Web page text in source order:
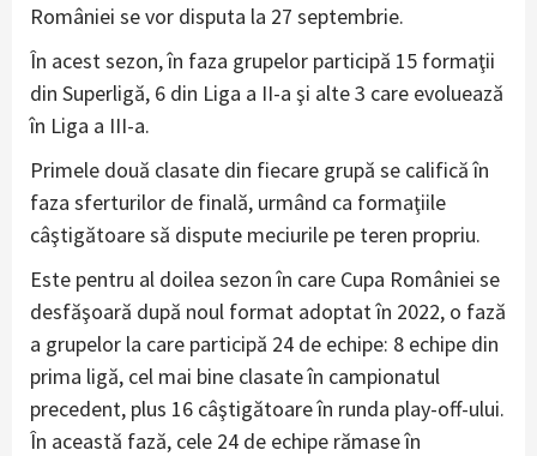
României se vor disputa la 27 septembrie.
În acest sezon, în faza grupelor participă 15 formaţii
din Superligă, 6 din Liga a II-a şi alte 3 care evoluează
în Liga a III-a.
Primele două clasate din fiecare grupă se califică în
faza sferturilor de finală, urmând ca formaţiile
câştigătoare să dispute meciurile pe teren propriu.
Este pentru al doilea sezon în care Cupa României se
desfăşoară după noul format adoptat în 2022, o fază
a grupelor la care participă 24 de echipe: 8 echipe din
prima ligă, cel mai bine clasate în campionatul
precedent, plus 16 câştigătoare în runda play-off-ului.
În această fază, cele 24 de echipe rămase în